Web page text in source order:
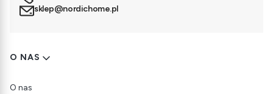
sklep@nordichome.pl
Linki w stopce
O NAS
O nas